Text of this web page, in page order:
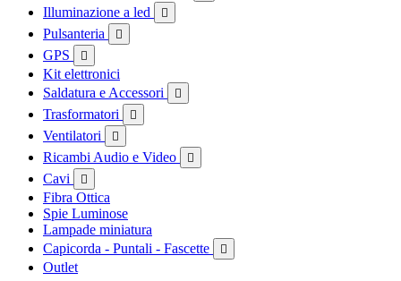
Illuminazione a led 
Pulsanteria 
GPS 
Kit elettronici
Saldatura e Accessori

Trasformatori 
Ventilatori 
Ricambi Audio e Video 
Cavi 
Fibra Ottica
Spie Luminose
Lampade miniatura
Capicorda - Puntali - Fascette

Outlet